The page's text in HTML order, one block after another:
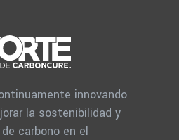
innovando
la sostenibilidad y
carbono en el